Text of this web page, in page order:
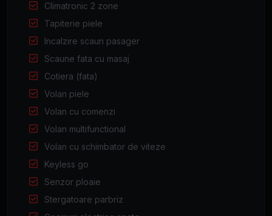
Climatronic 2 zone
Tapiterie piele
Incalzire scaun pasager
Scaune fata cu masaj
Cotiera (fata)
Volan piele
Volan cu comenzi
Volan multifunctional
Volan cu schimbator de viteze
Keyless go
Senzor ploaie
Stergatoare parbriz